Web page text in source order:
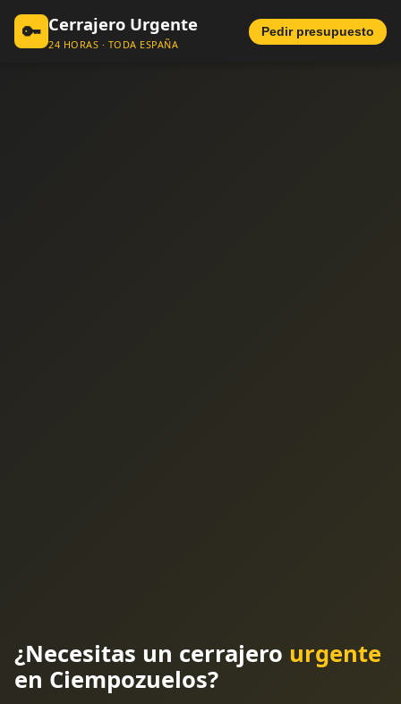
🔑 Cerrajero Urgente
24 HORAS · TODA ESPAÑA
Pedir presupuesto
¿Necesitas un cerrajero urgente
en Ciempozuelos?